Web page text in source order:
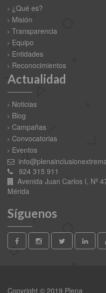
¿Qué es?
Misión
Transparencia
Equipo
Entidades
Reconocimientos
Actualidad
Noticias
Blog
Campañas
Convocatorias
Eventos
924 315 911
Avenida Juan Carlos I, Nº
Mérida
Síguenos
Copyright © 2019 Plena